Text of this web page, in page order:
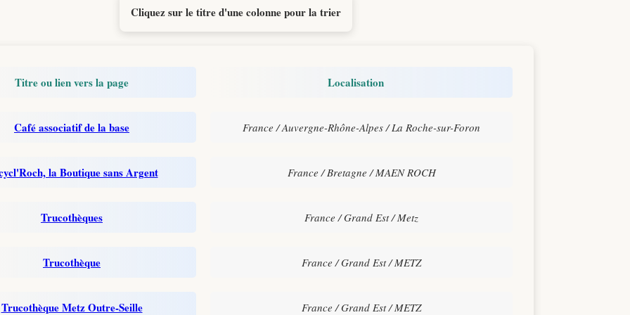
Cliquez sur le titre d'une colonne pour la trier
Titre ou lien vers la page Localisation
Café associatif de la base France / Auvergne-Rhône-Alpes / La Roche-sur-Foron
la Boutique sans Argent France / Bretagne / MAEN ROCH
Trucothèques France / Grand Est / Metz
Trucothèque France / Grand Est / METZ
Trucothèque Metz Outre-Seille France / Grand Est / METZ